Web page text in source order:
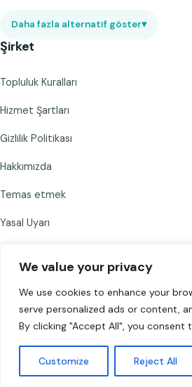
We value your privacy
We use cookies to enhance your
serve personalized ads or content,
By clicking "Accept All", you consent
Customize Reject All
Daha fazla alternatif göster▾
Şirket
Topluluk Kuralları
Hizmet Şartları
Gizlilik Politikası
Hakkımızda
Temas etmek
Yasal Uyarı
Chat to Strangers'yi paylaşın
©2026Chat to Strangers — Sevgiyle
sohbet edin. 18+.